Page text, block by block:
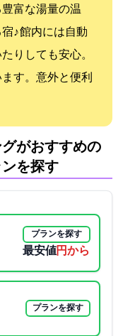
富な湯量の温
♪ 館内には自動
りしても安心。
す。意外と便利
がおすすめの
を探す
プランを探す
最安値7480円から
プランを探す